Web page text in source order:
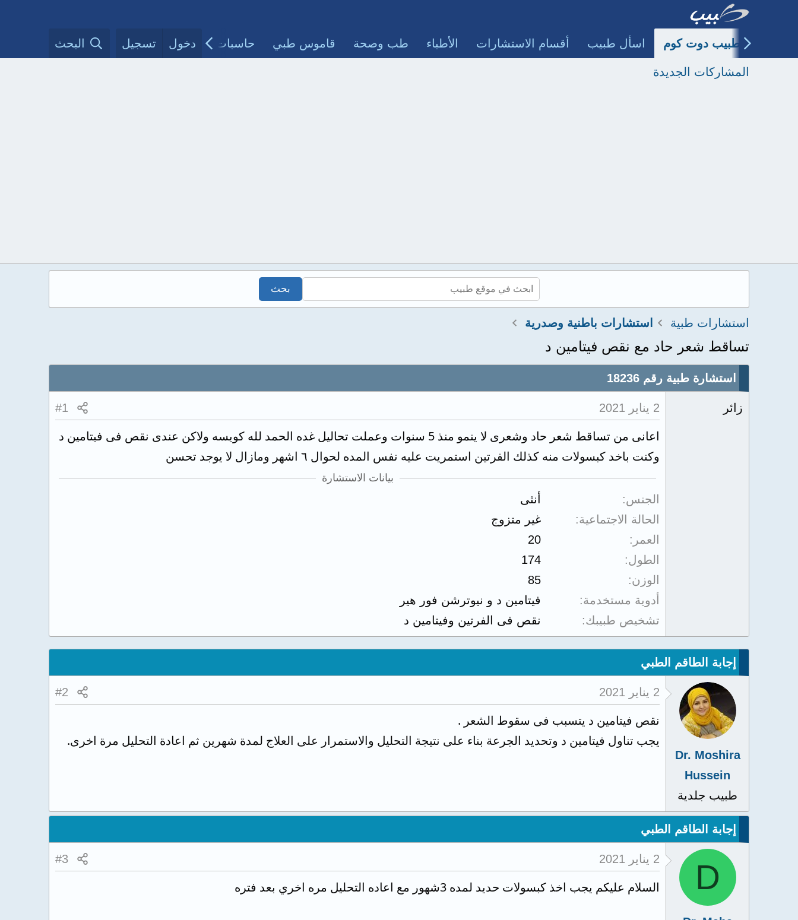
طبيب دوت كوم اسأل طبيب أقسام الاستشارات الأطباء طب وصحة قاموس طبي حاسبات طبية مقالات الأطباءدخول تسجيل البحث
المشاركات الجديدة
استشارات طبية استشارات باطنية وصدرية
تساقط شعر حاد مع نقص فيتامين د
استشارة طبية رقم 18236
زائر 2 يناير 2021 #1
اعانى من تساقط شعر حاد وشعرى لا ينمو منذ 5 سنوات وعملت تحاليل غده الحمد لله كويسه ولاكن عندى نقص فى فيتامين د
وكنت باخد كبسولات منه كذلك الفرتين استمريت عليه نفس المده لحوال ٦ اشهر ومازال لا يوجد تحسن
بيانات الاستشارة
الجنس
أنثى
الحالة الاجتماعية
غير متزوج
العمر
20
الطول
174
الوزن
85
أدوية مستخدمة
فيتامين د و نيوترشن فور هير
تشخيص طبيبك
نقص فى الفرتين وفيتامين د
إجابة الطاقم الطبي
Dr. Moshira
Hussein
طبيب جلدية
2 يناير 2021 #2
نقص فيتامين د يتسبب فى سقوط الشعر .
يجب تناول فيتامين د وتحديد الجرعة بناء على نتيجة التحليل والاستمرار على العلاج لمدة شهرين ثم اعادة التحليل مرة اخرى.
إجابة الطاقم الطبي
D 2 يناير 2021 #3
السلام عليكم يجب اخذ كبسولات حديد لمده 3شهور مع اعاده التحليل مره اخري بعد فتره